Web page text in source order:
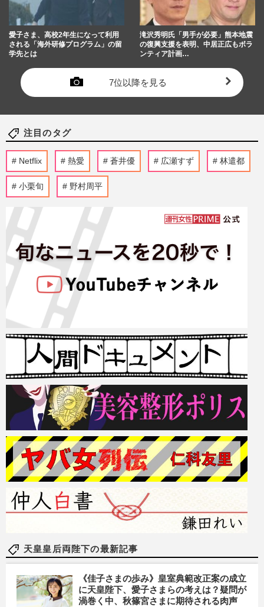
愛子さま、高校2年生になって利用
される「海外研修プログラム」の留
学先とは
滝沢秀明氏「男手が必要」熊本地震
の復興支援を表明、中居正広もボラ
ンティア計画…
7位以降を見る
注目のタグ
Netflix 熱愛 蒼井優 広瀬すず 林遣都
小栗旬 野村周平
天皇皇后両陛下の最新記事
《佳子さまの歩み》皇室典範改正案の成立
に天皇陛下、愛子さまらの考えは？疑問が
渦巻く中、秋篠宮さまに期待される肉声